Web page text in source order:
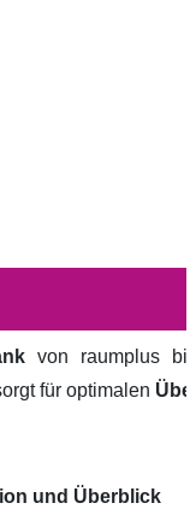
von raumplus
für optimalen
und Überblick